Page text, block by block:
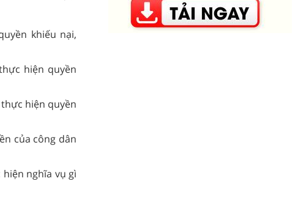
khiếu nại,
hiện quyền
hiện quyền
của công dân
nghĩa vụ gì